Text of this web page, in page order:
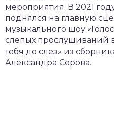
мероприятия. В 2021
поднялся на главную
музыкального шоу
слепых прослушиваний
тебя до слез» из
Александра Серова.